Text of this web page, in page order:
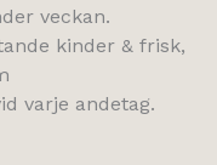
veckan.
kinder & frisk,
varje andetag.